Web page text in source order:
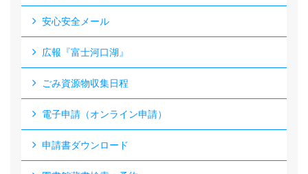
安心安全メール
広報『富士河口湖』
ごみ資源物収集日程
電子申請（オンライン申請）
申請書ダウンロード